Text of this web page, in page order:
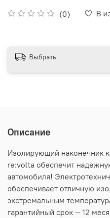
(0) В
Выбрать
Описание
Изолирующий наконечник
re:volta обеспечит
автомобиля!
обеспечивает отличную
экстремальным
гарантийный срок — 12